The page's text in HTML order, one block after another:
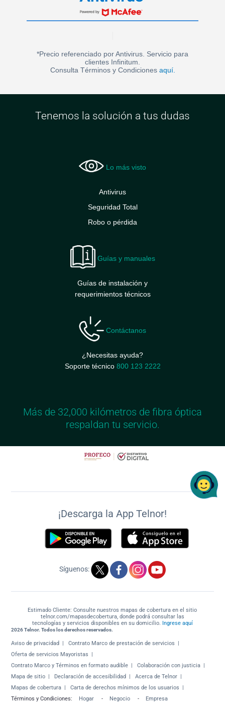
*Precio referenciado por Antivirus. Servicio para
clientes Infinitum.
Consulta Términos y Condiciones aquí.
Tenemos la solución a tus dudas
Lo más visto
Antivirus
Seguridad Total
Robo o pérdida
Guías y manuales
Guías de instalación y
requerimientos técnicos
Contáctanos
¿Necesitas ayuda?
Soporte técnico 800 123 2222
Más de 32,000 kilómetros de fibra óptica
respaldan tu servicio.
¡Descarga la App Telnor!
Síguenos:
Estimado Cliente: Consulte nuestros mapas de cobertura en el sitio
telnor.com/mapasdecobertura, donde podrá consultar las
tecnologías y servicios disponibles en su domicilio. Ingrese aquí
2026 Telnor. Todos los derechos reservados.
Aviso de privacidad
Contrato Marco de prestación de servicios
Oferta de servicios Mayoristas
Contrato Marco y Términos en formato audible
Colaboración con justicia
Mapa de sitio
Declaración de accesibilidad
Acerca de Telnor
Mapas de cobertura
Carta de derechos mínimos de los usuarios
Términos y Condiciones:
Hogar - Negocio - Empresa